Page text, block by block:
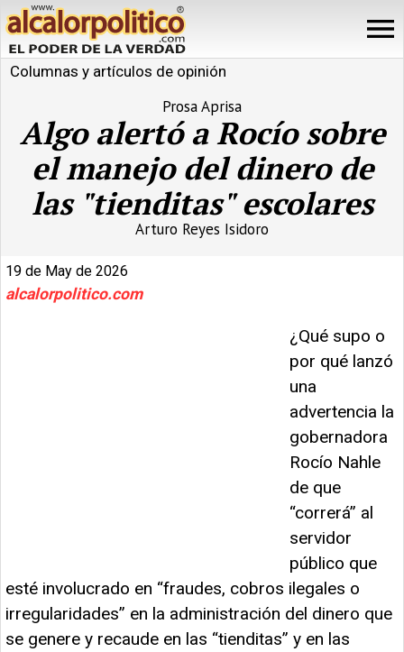
Columnas y artículos de opinión
Prosa Aprisa
Algo alertó a Rocío sobre
el manejo del dinero de
las "tienditas" escolares
Arturo Reyes Isidoro
19 de May de 2026
alcalorpolitico.com
¿Qué supo o
por qué lanzó
una
advertencia la
gobernadora
Rocío Nahle
de que
“correrá” al
servidor
público que
esté involucrado en “fraudes, cobros ilegales o
irregularidades” en la administración del dinero que
se genere y recaude en las “tienditas” y en las